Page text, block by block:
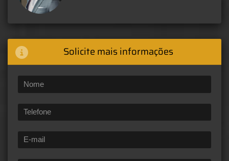
Solicite mais informações